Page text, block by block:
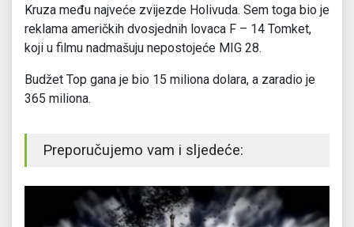
Kruza među najveće zvijezde Holivuda. Sem toga bio je
reklama američkih dvosjednih lovaca F – 14 Tomket,
koji u filmu nadmašuju nepostojeće MIG 28.
Budžet Top gana je bio 15 miliona dolara, a zaradio je
365 miliona.
Preporučujemo vam i sljedeće: